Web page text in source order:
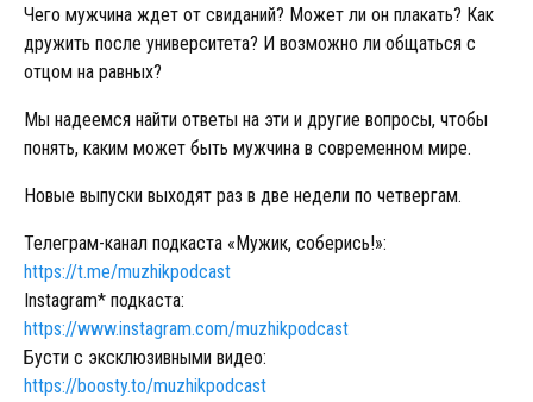
Чего мужчина ждет от свиданий? Может ли он плакать? Как
дружить после университета? И возможно ли общаться с
отцом на равных?
Мы надеемся найти ответы на эти и другие вопросы, чтобы
понять, каким может быть мужчина в современном мире.
Новые выпуски выходят раз в две недели по четвергам.
Телеграм-канал подкаста «Мужик, соберись!»:
https://t.me/muzhikpodcast
Instagram* подкаста:
https://www.instagram.com/muzhikpodcast
Бусти с эксклюзивными видео:
https://boosty.to/muzhikpodcast